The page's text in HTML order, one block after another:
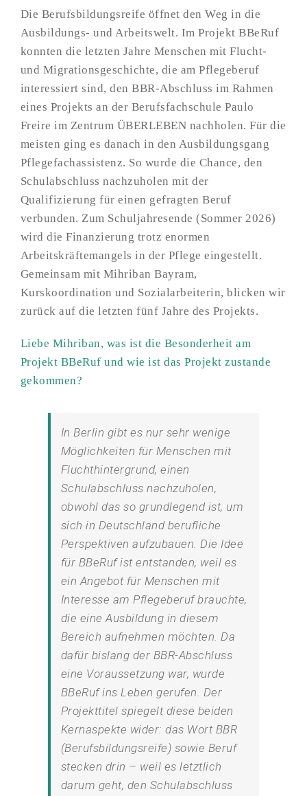
Die Berufsbildungsreife öffnet den Weg in die
Ausbildungs- und Arbeitswelt. Im Projekt BBeRuf
konnten die letzten Jahre Menschen mit Flucht-
und Migrationsgeschichte, die am Pflegeberuf
interessiert sind, den BBR-Abschluss im Rahmen
eines Projekts an der Berufsfachschule Paulo
Freire im Zentrum ÜBERLEBEN nachholen. Für die
meisten ging es danach in den Ausbildungsgang
Pflegefachassistenz. So wurde die Chance, den
Schulabschluss nachzuholen mit der
Qualifizierung für einen gefragten Beruf
verbunden. Zum Schuljahresende (Sommer 2026)
wird die Finanzierung trotz enormen
Arbeitskräftemangels in der Pflege eingestellt.
Gemeinsam mit Mihriban Bayram,
Kurskoordination und Sozialarbeiterin, blicken wir
zurück auf die letzten fünf Jahre des Projekts.
Liebe Mihriban, was ist die Besonderheit am
Projekt BBeRuf und wie ist das Projekt zustande
gekommen?
In Berlin gibt es nur sehr wenige
Möglichkeiten für Menschen mit
Fluchthintergrund, einen
Schulabschluss nachzuholen,
obwohl das so grundlegend ist, um
sich in Deutschland berufliche
Perspektiven aufzubauen. Die Idee
für BBeRuf ist entstanden, weil es
ein Angebot für Menschen mit
Interesse am Pflegeberuf brauchte,
die eine Ausbildung in diesem
Bereich aufnehmen möchten. Da
dafür bislang der BBR-Abschluss
eine Voraussetzung war, wurde
BBeRuf ins Leben gerufen. Der
Projekttitel spiegelt diese beiden
Kernaspekte wider: das Wort BBR
(Berufsbildungsreife) sowie Beruf
stecken drin – weil es letztlich
darum geht, den Schulabschluss